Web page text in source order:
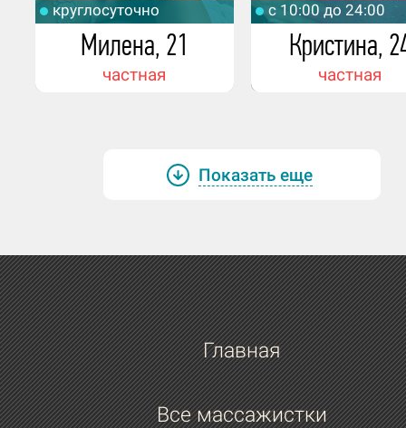
круглосуточно
Милена, 21
частная
c 10:00 до 24:00
Кристина,
частная
Показать еще
Главная
Все массажистки